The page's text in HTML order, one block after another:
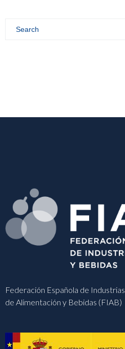
Federación Española de Industrias
de Alimentación y Bebidas (FIAB)